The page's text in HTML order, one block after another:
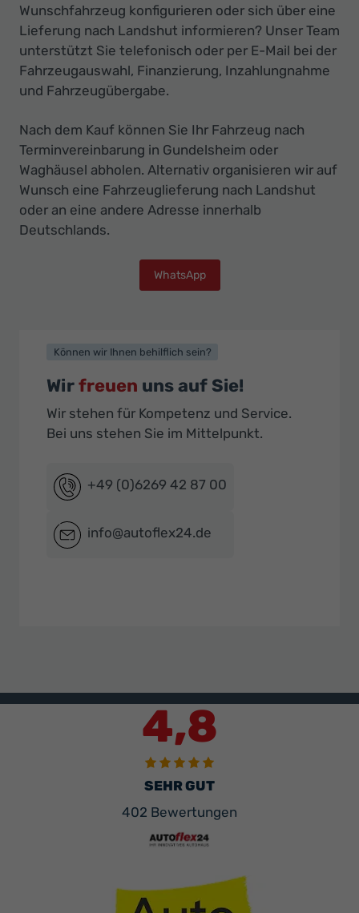
Wunschfahrzeug konfigurieren oder sich über eine
Lieferung nach Landshut informieren? Unser Team
unterstützt Sie telefonisch oder per E-Mail bei der
Fahrzeugauswahl, Finanzierung, Inzahlungnahme
und Fahrzeugübergabe.
Nach dem Kauf können Sie Ihr Fahrzeug nach
Terminvereinbarung in Gundelsheim oder
Waghäusel abholen. Alternativ organisieren wir auf
Wunsch eine Fahrzeuglieferung nach Landshut
oder an eine andere Adresse innerhalb
Deutschlands.
WhatsApp
Können wir Ihnen behilflich sein?
Wirfreuen uns auf Sie!
Wir stehen für Kompetenz und Service.
Bei uns stehen Sie im Mittelpunkt.
+49 (0)6269 42 87 00
info@autoflex24.de
4,8
SEHR GUT
402 Bewertungen